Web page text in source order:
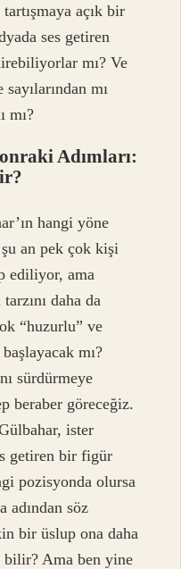
açık bir
ses getiren
mı? Ve
mı
mı?
Adımları:
hangi yöne
an pek çok kişi
ediliyor, ama
daha da
“huzurlu” ve
mı?
sürdürmeye
beraber göreceğiz.
ister
getiren bir figür
pozisyonda olursa
adından söz
bir üslup ona daha
bilir? Ama ben yine